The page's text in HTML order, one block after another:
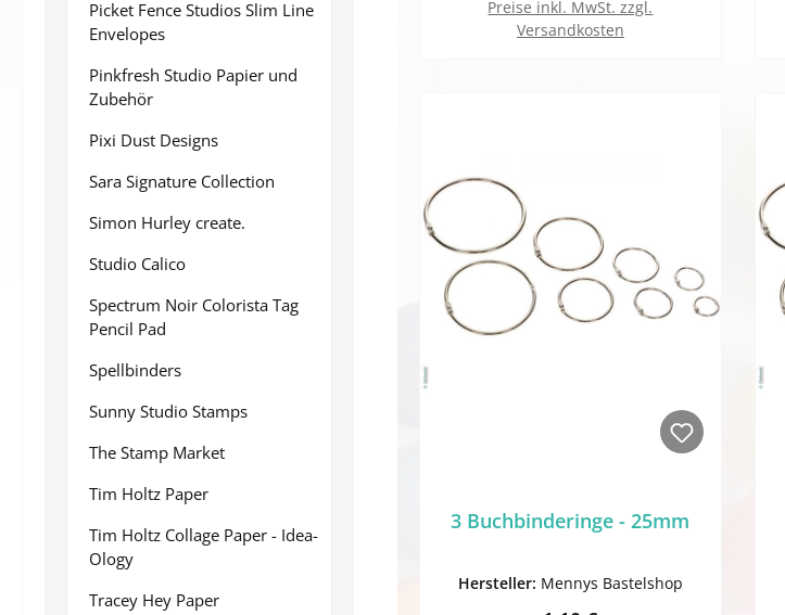
Picket Fence Studios Slim Line
Envelopes
Pinkfresh Studio Papier und
Zubehör
Pixi Dust Designs
Sara Signature Collection
Simon Hurley create.
Studio Calico
Spectrum Noir Colorista Tag
Pencil Pad
Spellbinders
Sunny Studio Stamps
The Stamp Market
Tim Holtz Paper
Tim Holtz Collage Paper - Idea-
Ology
Tracey Hey Paper
Preise inkl. MwSt. zzgl.
Versandkosten
3 Buchbinderinge - 25mm
Hersteller: Mennys Bastelshop